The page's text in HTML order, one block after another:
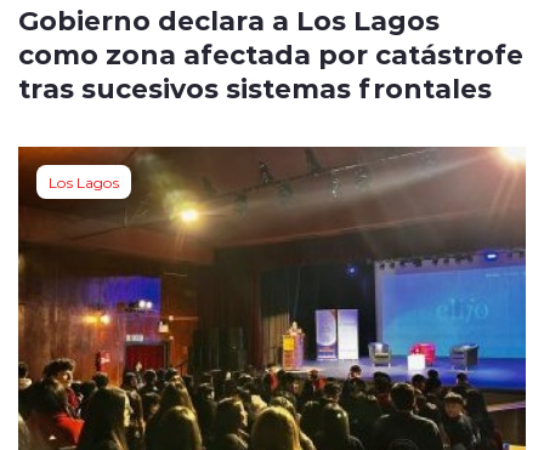
Gobierno declara a Los Lagos
como zona afectada por catástrofe
tras sucesivos sistemas frontales
Los Lagos